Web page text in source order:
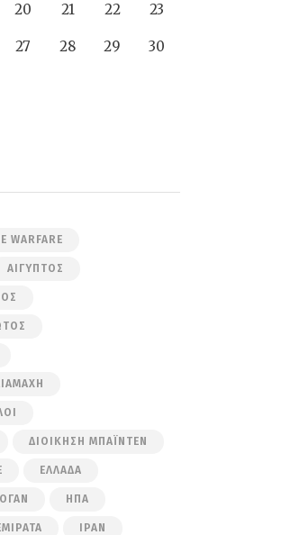
20 21 22 23
27 28 29 30
WARFARE
ΑΊΓΥΠΤΟΣ
ΔΙΟΊΚΗΣΗ ΜΠΆΙΝΤΕΝ
ΕΛΛΆΔΑ
ΗΠΑ
ΙΡΆΝ